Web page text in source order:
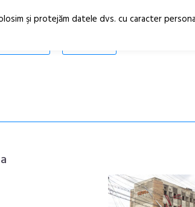
RO
şi protejăm datele dvs. cu caracter